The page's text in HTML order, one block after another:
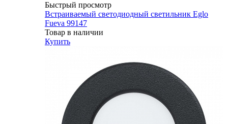
Быстрый просмотр
Встраиваемый светодиодный светильник Eglo
Fueva 99147
Товар в наличии
Купить